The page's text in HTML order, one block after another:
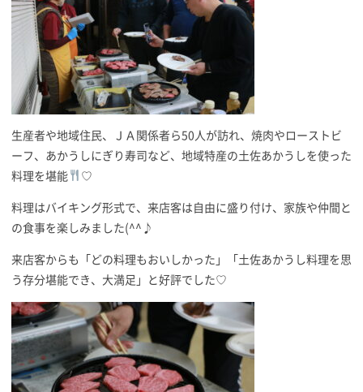
生産者や地域住民、ＪＡ関係者ら50人が訪れ、焼肉やローストビ
ーフ、あかうしにぎり寿司など、地域特産の土佐あかうしを使った
料理を堪能
♡
料理はバイキング形式で、来店客は自由に盛り付け、家族や仲間と
の食事を楽しみました(^^♪
来店客からも「どの料理もおいしかった」「土佐あかうし料理を思
う存分堪能でき、大満足」と好評でした♡